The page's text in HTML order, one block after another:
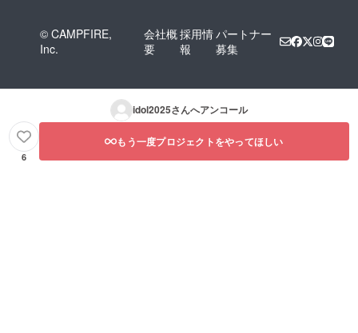
© CAMPFIRE,
Inc.
会社概
要
採用情
報
パートナー
募集
idol2025さんへアンコール
6
もう一度プロジェクトをやってほしい